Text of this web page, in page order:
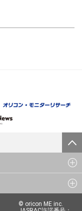
© oricon ME inc.